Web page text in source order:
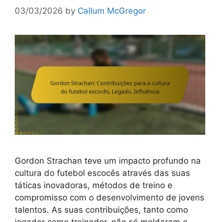
03/03/2026 by Callum McGregor
Gordon Strachan teve um impacto profundo na
cultura do futebol escocês através das suas
táticas inovadoras, métodos de treino e
compromisso com o desenvolvimento de jovens
talentos. As suas contribuições, tanto como